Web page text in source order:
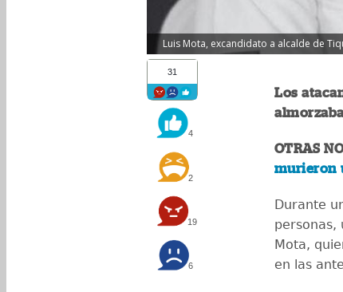
Luis Mota, excandidato a alcalde de
31
4
2
19
6
Los
OTRAS
murieron
Durante
personas,
Mota,
en las